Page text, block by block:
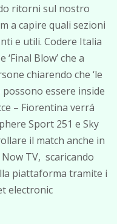
ritorni sul nostro
a capire quali sezioni
e utili. Codere Italia
Blow’ che a
chiarendo che ‘le
essere inside
– Fiorentina verrá
Sport 251 e Sky
il match anche in
TV, scaricando
piattaforma tramite i
electronic